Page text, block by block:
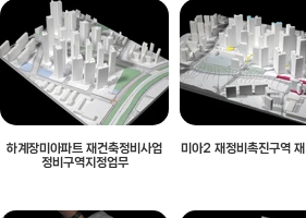
하계장미아파트 재건축정비사업
정비구역지정업무
미아2 재정비촉진구역
스치로폴 & 우드락
아크릴 & 3D 프린팅
확대모형
제작유형선택
PT
제출
현상